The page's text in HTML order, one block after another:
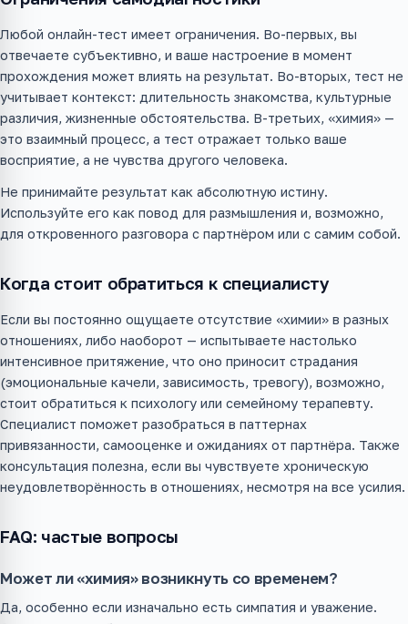
Любой онлайн-тест имеет ограничения. Во-первых, вы
отвечаете субъективно, и ваше настроение в момент
прохождения может влиять на результат. Во-вторых, тест не
учитывает контекст: длительность знакомства, культурные
различия, жизненные обстоятельства. В-третьих, «химия» —
это взаимный процесс, а тест отражает только ваше
восприятие, а не чувства другого человека.
Не принимайте результат как абсолютную истину.
Используйте его как повод для размышления и, возможно,
для откровенного разговора с партнёром или с самим собой.
Когда стоит обратиться к специалисту
Если вы постоянно ощущаете отсутствие «химии» в разных
отношениях, либо наоборот — испытываете настолько
интенсивное притяжение, что оно приносит страдания
(эмоциональные качели, зависимость, тревогу), возможно,
стоит обратиться к психологу или семейному терапевту.
Специалист поможет разобраться в паттернах
привязанности, самооценке и ожиданиях от партнёра. Также
консультация полезна, если вы чувствуете хроническую
неудовлетворённость в отношениях, несмотря на все усилия.
FAQ: частые вопросы
Может ли «химия» возникнуть со временем?
Да, особенно если изначально есть симпатия и уважение.